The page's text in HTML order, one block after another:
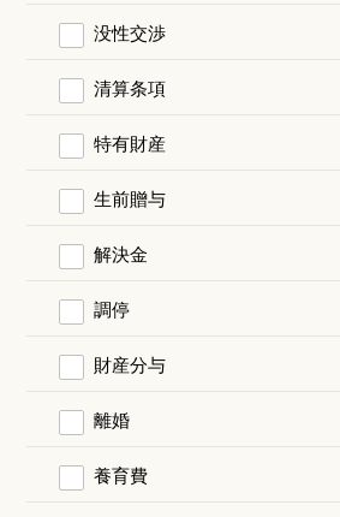
没性交渉
清算条項
特有財産
生前贈与
解決金
調停
財産分与
離婚
養育費